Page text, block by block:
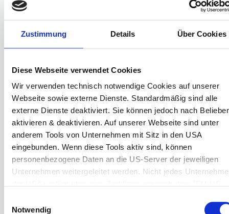
Zustimmung Details Über Cookies
Diese Webseite verwendet Cookies
Wir verwenden technisch notwendige Cookies auf unserer
Webseite sowie externe Dienste. Standardmäßig sind alle
externe Dienste deaktiviert. Sie können jedoch nach
aktivieren & deaktivieren. Auf unserer Webseite sind unter
anderem Tools von Unternehmen mit Sitz in den USA
eingebunden. Wenn diese Tools aktiv sind, können
personenbezogene Daten an die US-Server der jeweiligen
Unternehmen weitergeleitet werden. Nicht jedes
Übereinkommen zwischen der Europäischen Union und den
Notwendig